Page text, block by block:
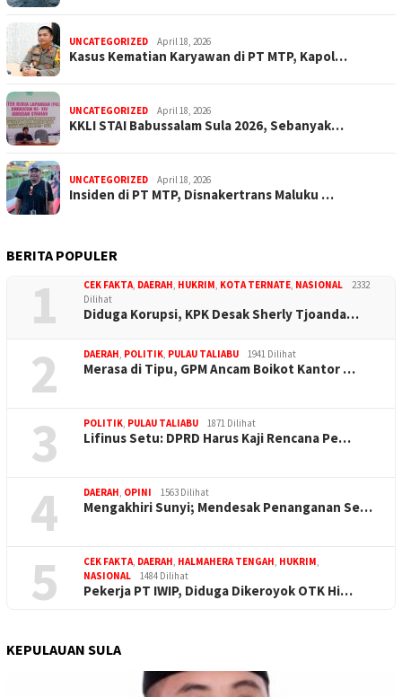
UNCATEGORIZED April 18, 2026
Kasus Kematian Karyawan di PT MTP, Kapol…
UNCATEGORIZED April 18, 2026
KKLI STAI Babussalam Sula 2026, Sebanyak…
UNCATEGORIZED April 18, 2026
Insiden di PT MTP, Disnakertrans Maluku …
BERITA POPULER
1 CEK FAKTA, DAERAH, HUKRIM, KOTA TERNATE, NASIONAL
2332
Dilihat
Diduga Korupsi, KPK Desak Sherly Tjoanda…
2 DAERAH, POLITIK, PULAU TALIABU 1941 Dilihat
Merasa di Tipu, GPM Ancam Boikot Kantor …
3 POLITIK, PULAU TALIABU 1871 Dilihat
Lifinus Setu: DPRD Harus Kaji Rencana Pe…
4 DAERAH, OPINI 1563 Dilihat
Mengakhiri Sunyi; Mendesak Penanganan Se…
5 CEK FAKTA, DAERAH, HALMAHERA TENGAH, HUKRIM,
NASIONAL
1484 Dilihat
Pekerja PT IWIP, Diduga Dikeroyok OTK Hi…
KEPULAUAN SULA